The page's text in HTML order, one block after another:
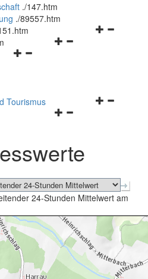
./147.htm
./89557.htm
Navigationsmenü
Navigationsmenü
Navigationsmenü
schließen
Tourismus
24-Stunden Mittelwert am